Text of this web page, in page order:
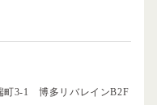
町3-1 博多リバレインB2F